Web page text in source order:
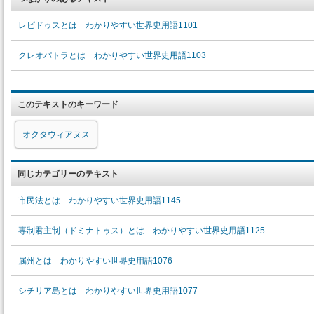
レピドゥスとは わかりやすい世界史用語1101
クレオパトラとは わかりやすい世界史用語1103
このテキストのキーワード
オクタウィアヌス
同じカテゴリーのテキスト
市民法とは わかりやすい世界史用語1145
専制君主制（ドミナトゥス）とは わかりやすい世界史用語1125
属州とは わかりやすい世界史用語1076
シチリア島とは わかりやすい世界史用語1077